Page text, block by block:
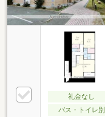
礼金なし
バス・トイレ別